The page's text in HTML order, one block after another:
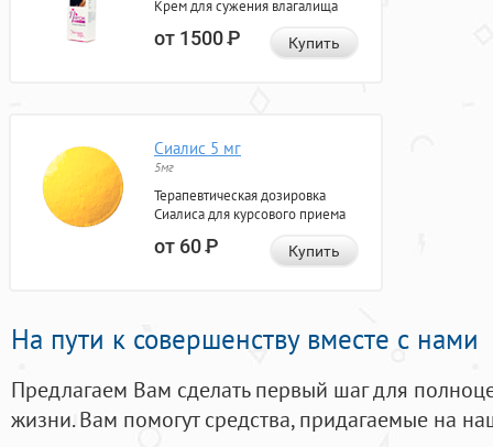
Крем для сужения влагалища
от 1500Р Купить
Сиалис 5 мг
5мг
Терапевтическая дозировка
Сиалиса для курсового приема
от 60Р Купить
На пути к совершенству вместе с нами
Предлагаем Вам сделать первый шаг для
жизни. Вам помогут средства, придагаемые на